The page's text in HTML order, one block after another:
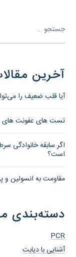
آخرین
آیا قلب ضعیف را
تست های عفونت های
اگر سابقه خانوادگی
است؟
مقاومت به انسولین و
دسته‌بندی
PCR
آشنایی با دیابت